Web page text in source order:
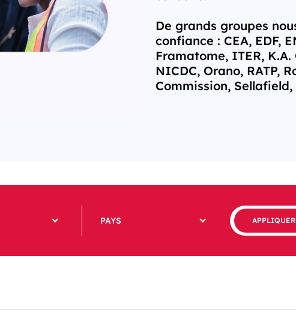
De grands groupes
confiance : CEA, EDF,
Framatome, ITER, K.A.
NICDC, Orano, RATP,
Commission, Sellafield,
PAYS